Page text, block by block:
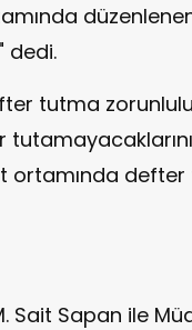
dedi.
tutma
ortamında
Sapan ile